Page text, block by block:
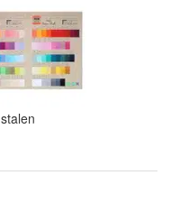
stalen